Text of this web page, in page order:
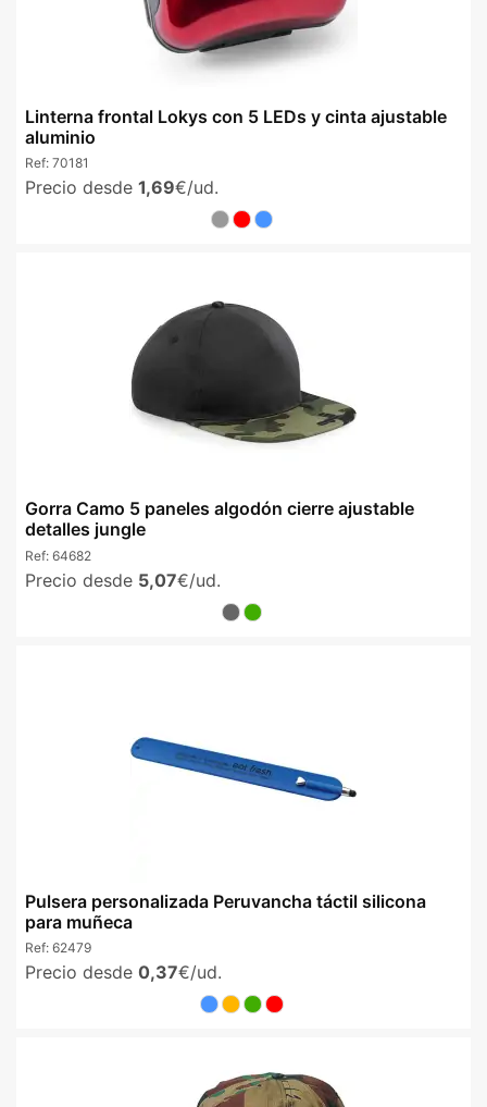
Linterna frontal Lokys con 5 LEDs y cinta ajustable
aluminio
Ref: 70181
Precio desde 1,69€/ud.
Gorra Camo 5 paneles algodón cierre ajustable
detalles jungle
Ref: 64682
Precio desde 5,07€/ud.
Pulsera personalizada Peruvancha táctil silicona
para muñeca
Ref: 62479
Precio desde 0,37€/ud.